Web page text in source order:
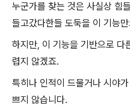
누군가를 찾는 것은 사실상 힘
들고갔다한들 도둑을 이 기능
하지만, 이 기능을 기반으로 다
렵지 않겠죠.
특히나 인적이 드물거나 시야
쁘지 않습니다.